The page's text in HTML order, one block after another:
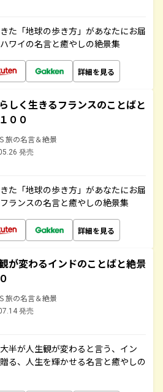
た「地球の歩き方」があなたにお届
ワイの名言と癒やしの絶景集
詳細を見る
しく生きるフランスのことばと
００
旅の名言＆絶景
発売
た「地球の歩き方」があなたにお届
ランスの名言と癒やしの絶景集
詳細を見る
が変わるインドのことばと絶景
旅の名言＆絶景
発売
半が人生観が変わると言う、イン
る、人生を輝かせる名言と癒やしの